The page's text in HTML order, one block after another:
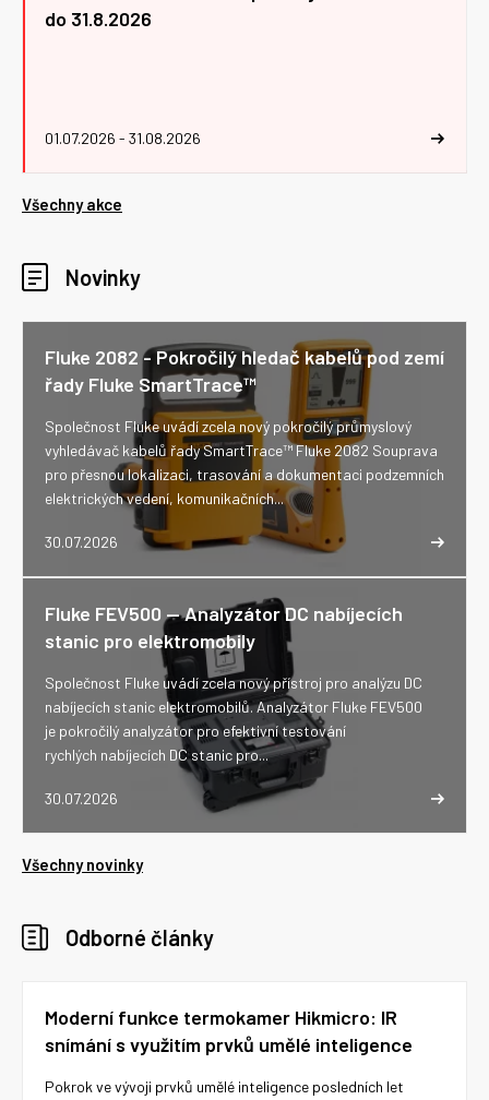
do 31.8.2026
01.07.2026 - 31.08.2026
Všechny akce
Novinky
Fluke 2082 - Pokročilý hledač kabelů pod zemí
řady Fluke SmartTrace™
30.07.2026
Společnost Fluke uvádí zcela nový pokročilý průmyslový
vyhledávač kabelů řady SmartTrace™ Fluke 2082 Souprava
pro přesnou lokalizaci, trasování a dokumentaci podzemních
elektrických vedení, komunikačních...
Fluke FEV500 -- Analyzátor DC nabíjecích
stanic pro elektromobily
30.07.2026
Společnost Fluke uvádí zcela nový přístroj pro analýzu DC
nabíjecích stanic elektromobilů. Analyzátor Fluke FEV500
je pokročilý analyzátor pro efektivní testování
rychlých nabíjecích DC stanic pro...
Všechny novinky
Odborné články
Moderní funkce termokamer Hikmicro: IR
snímání s využitím prvků umělé inteligence
Pokrok ve vývoji prvků umělé inteligence posledních let